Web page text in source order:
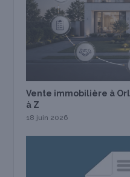
Vente immobilière à
à Z
18 juin 2026